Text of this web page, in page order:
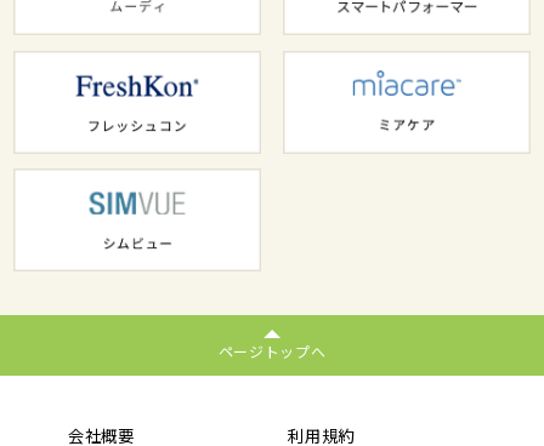
ページトップへ
会社概要
利用規約